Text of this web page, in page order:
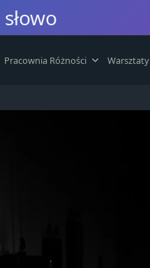
Pracownia Różności Warsztaty